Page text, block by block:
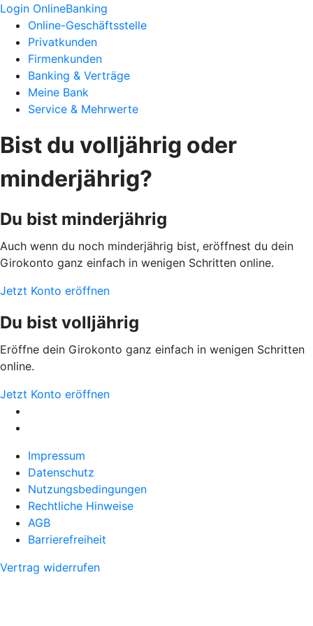
Login OnlineBanking
Online-Geschäftsstelle
Privatkunden
Firmenkunden
Banking & Verträge
Meine Bank
Service & Mehrwerte
Bist du volljährig oder
minderjährig?
Du bist minderjährig
Auch wenn du noch minderjährig bist, eröffnest du dein
Girokonto ganz einfach in wenigen Schritten online.
Jetzt Konto eröffnen
Du bist volljährig
Eröffne dein Girokonto ganz einfach in wenigen Schritten
online.
Jetzt Konto eröffnen
Impressum
Datenschutz
Nutzungsbedingungen
Rechtliche Hinweise
AGB
Barrierefreiheit
Vertrag widerrufen